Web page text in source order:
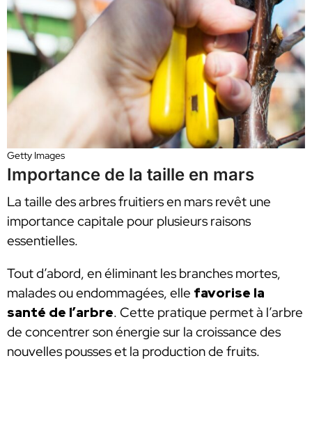
Getty Images
Importance de la taille en mars
La taille des arbres fruitiers en mars revêt une
importance capitale pour plusieurs raisons
essentielles.
Tout d’abord, en éliminant les branches mortes,
malades ou endommagées, elle favorise la
santé de l’arbre. Cette pratique permet à l’arbre
de concentrer son énergie sur la croissance des
nouvelles pousses et la production de fruits.